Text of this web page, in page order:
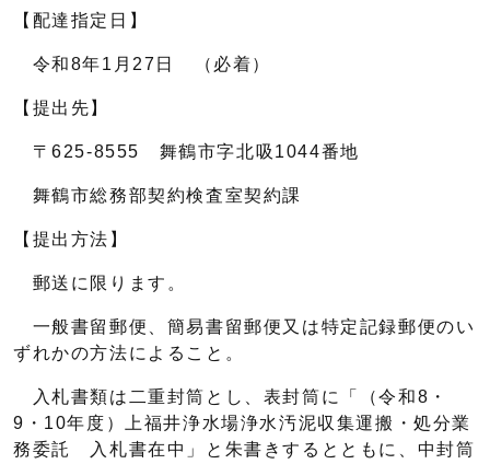
【配達指定日】
令和8年1月27日 （必着）
【提出先】
〒625-8555 舞鶴市字北吸1044番地
舞鶴市総務部契約検査室契約課
【提出方法】
郵送に限ります。
一般書留郵便、簡易書留郵便又は特定記録郵便のい
ずれかの方法によること。
入札書類は二重封筒とし、表封筒に「（令和8・
9・10年度）上福井浄水場浄水汚泥収集運搬・処分業
務委託 入札書在中」と朱書きするとともに、中封筒